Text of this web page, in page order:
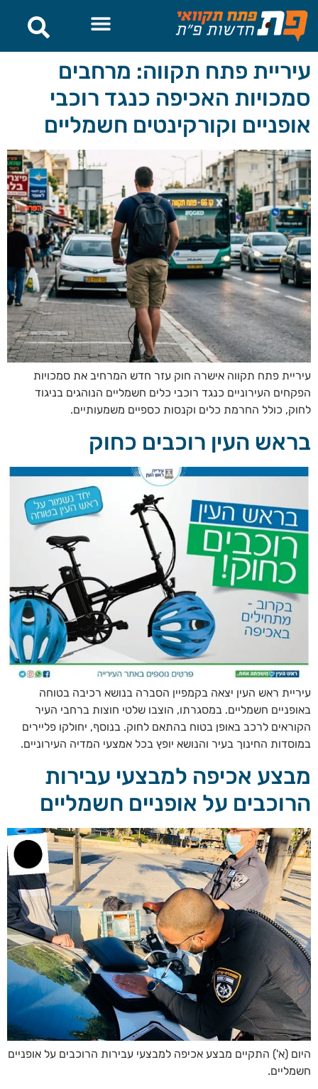
לתוכן
עיריית פתח תקווה: מרחבים
סמכויות האכיפה כנגד רוכבי
אופניים וקורקינטים חשמליים
עיריית פתח תקווה אישרה חוק עזר חדש המרחיב את סמכויות
הפקחים העירוניים כנגד רוכבי כלים חשמליים הנוהגים בניגוד
לחוק, כולל החרמת כלים וקנסות כספיים משמעותיים.
בראש העין רוכבים כחוק
עיריית ראש העין יצאה בקמפיין הסברה בנושא רכיבה בטוחה
באופניים חשמליים. במסגרתו, הוצבו שלטי חוצות ברחבי העיר
הקוראים לרכב באופן בטוח בהתאם לחוק. בנוסף, יחולקו פליירים
במוסדות החינוך בעיר והנושא יופץ בכל אמצעי המדיה העירוניים.
מבצע אכיפה למבצעי עבירות
הרוכבים על אופניים חשמליים
היום (א') התקיים מבצע אכיפה למבצעי עבירות הרוכבים על אופניים
חשמליים.